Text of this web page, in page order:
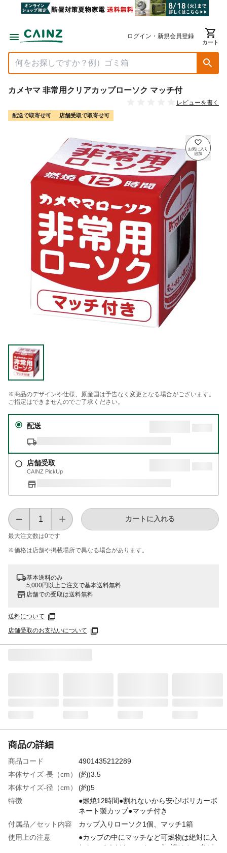
ログイン・新規会員登録
カート
カメヤマ 非常用クリアカップローソク マッチ付
レビューを書く
配送で取寄せ可 店舗受取で取寄せ可
※商品のデザインや仕様、原産国は予告なく変更となる場合がございます。
ご指定はできませんのでご了承ください。
配送
店舗受取
CAINZ PickUp
最大注文数は0です
カートに入れる
※価格は​店舗や​掲載場所で​異なる​場合が​あります。
基本送料のみ
5,000円以上ご注文で基本送料無料
店舗での受取は送料無料
送料について
店舗受取のお支払いについて
商品の詳細
商品コード
4901435212289
本体サイズ-長（cm）
(約)3.5
本体サイズ-径（cm）
(約)5
特徴
●燃焼12時間●割れないから安心!ポリカーボ
ネート製カップ●マッチ付き
付属品／セット内容
カップ入りローソク1個、マッチ1箱
使用上の注意
●カップの中にマッチなど可燃物は絶対に入
れないでください。カップの溶けや、炎が